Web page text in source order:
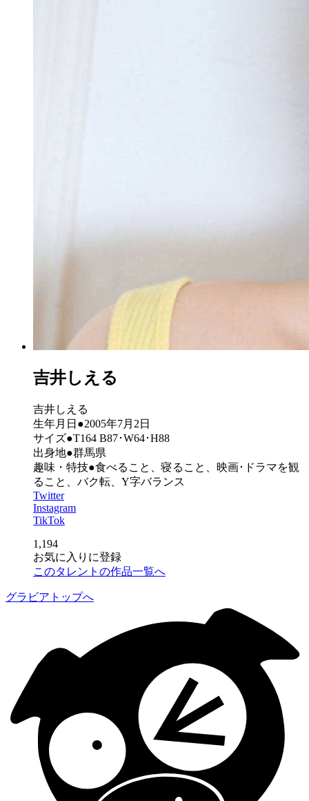
吉井しえる
吉井しえる
生年月日●2005年7月2日
サイズ●T164 B87･W64･H88
出身地●群馬県
趣味・特技●食べること、寝ること、映画･ドラマを観
ること、バク転、Y字バランス
Twitter
Instagram
TikTok
1,194
お気に入りに登録
このタレントの作品一覧へ
グラビアトップへ